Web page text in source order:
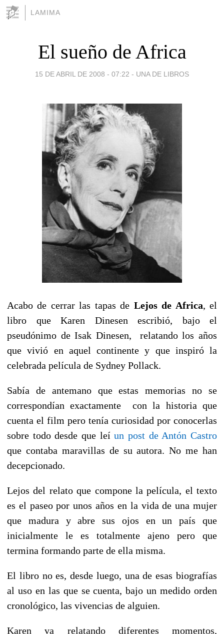
LAMIMA
El sueño de Africa
15 DE ABRIL DE 2008 - 07:22 - UNA DE LIBROS
Acabo de cerrar las tapas de Lejos de Africa, el
libro que Karen Dinesen escribió, bajo el
pseudónimo de Isak Dinesen, relatando los años
que vivió en aquel continente y que inspiró la
celebrada película de Sydney Pollack.
Sabía de antemano que estas memorias no se
correspondían exactamente con la historia que
cuenta el film pero tenía curiosidad por conocerlas
sobre todo desde que leíun post de Antón Castro
que contaba maravillas de su autora. No me han
decepcionado.
Lejos del relato que compone la película, el texto
es el paseo por unos años en la vida de una mujer
que madura y abre sus ojos en un país que
inicialmente le es totalmente ajeno pero que
termina formando parte de ella misma.
El libro no es, desde luego, una de esas biografías
al uso en las que se cuenta, bajo un medido orden
cronológico, las vivencias de alguien.
Karen va relatando diferentes momentos,